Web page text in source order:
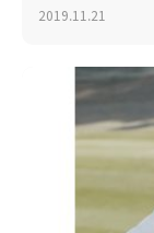
2019.11.21